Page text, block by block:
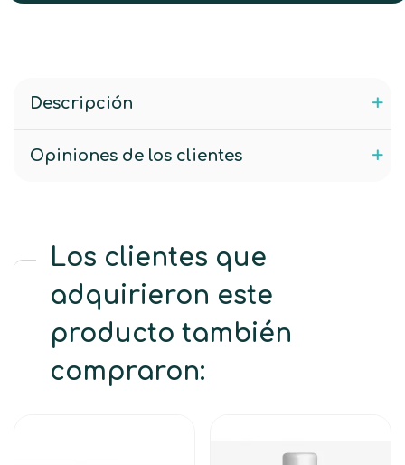
Descripción
Opiniones de los clientes
Los clientes que
adquirieron este
producto también
compraron: